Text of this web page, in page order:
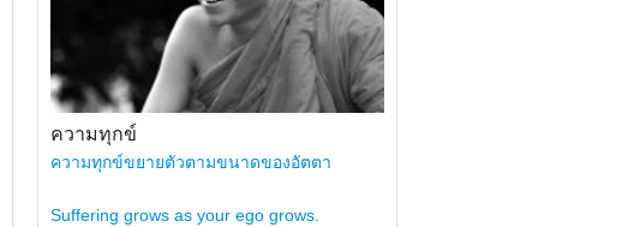
ความทุกข์
ความทุกข์ขยายตัวตามขนาดของอัตตา
Suffering grows as your ego grows.